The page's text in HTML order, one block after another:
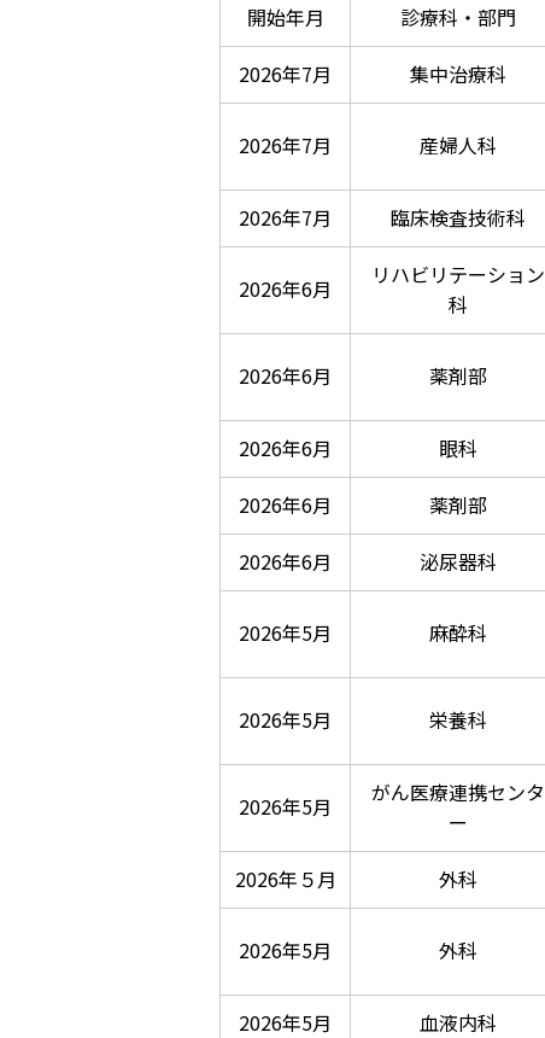
開始年月 診療科・部門
2026年7月
集中治療科
2026年7月 産婦人科
2026年7月
臨床検査技術科
2026年6月
リハビリテーション
科
2026年6月 薬剤部
2026年6月
眼科
2026年6月
薬剤部
2026年6月
泌尿器科
2026年5月 麻酔科
2026年5月 栄養科
2026年5月
がん医療連携センタ
ー
2026年５月 外科
2026年5月 外科
2026年5月
血液内科